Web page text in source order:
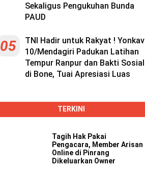
Sekaligus Pengukuhan Bunda
PAUD
05
TNI Hadir untuk Rakyat ! Yonkav
10/Mendagiri Padukan Latihan
Tempur Ranpur dan Bakti Sosial
di Bone, Tuai Apresiasi Luas
TERKINI
Tagih Hak Pakai
Pengacara, Member Arisan
Online di Pinrang
Dikeluarkan Owner